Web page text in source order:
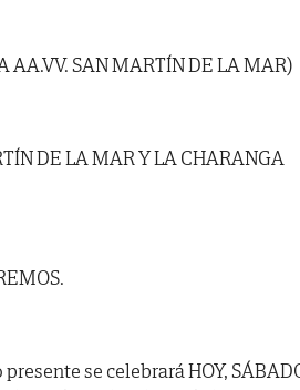
AA.VV. SAN MARTÍN DE LA MAR)
DE LA MAR Y LA CHARANGA
se celebrará HOY,